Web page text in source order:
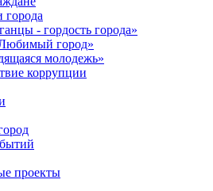
города
- гордость города»
город»
молодежь»
коррупции
проекты